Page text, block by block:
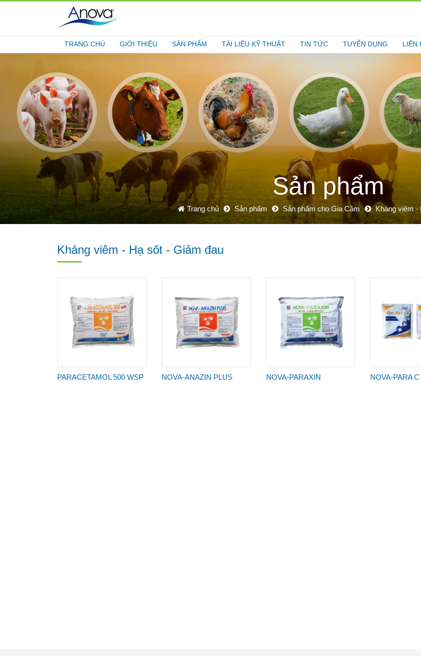
TRANG CHỦ GIỚI THIỆU SẢN PHẨM TÀI LIỆU KỸ THUẬT TIN TỨC TUYỂN DỤNG LIÊN
Sản phẩm
Trang chủ Sản phẩm Sản phẩm cho Gia Cầm Kháng viêm -
Kháng viêm - Hạ sốt - Giảm đau
PARACETAMOL 500 WSP NOVA-ANAZIN PLUS NOVA-PARAXIN NOVA-PARA C